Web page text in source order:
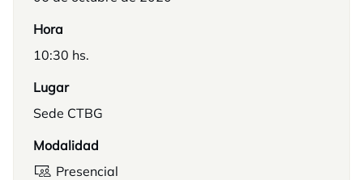
Hora
10:30 hs.
Lugar
Sede CTBG
Modalidad
Presencial